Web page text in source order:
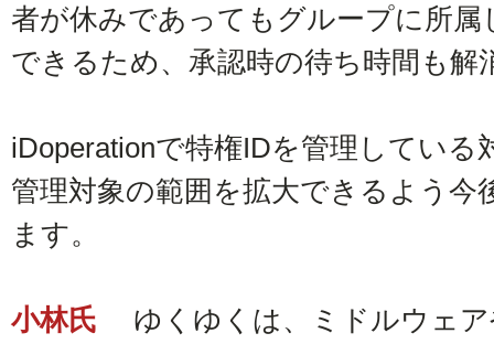
者が休みであってもグループに所
できるため、承認時の待ち時間も解
iDoperationで特権IDを管理してい
管理対象の範囲を拡大できるよう今
ます。
小林氏
ゆくゆくは、ミドルウェ